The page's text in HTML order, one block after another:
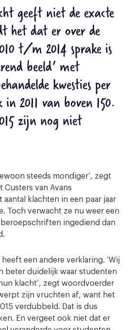
geeft niet de exacte
het dat er over de
t/m 2014 sprake is
beeld’ met
kwesties per
2011 van boven 150.
zijn nog niet
steeds mondiger’, zegt
van Avans
aantal klachten in een paar jaar
Toch verwacht ze nu weer een
ingediend dan
een andere verklaring. ‘Wij
beter duidelijk waar studenten
klacht’, zegt woordvoerder
zijn vruchten af, want het
verdubbeld. Dat is dus
En vergeet ook niet dat er